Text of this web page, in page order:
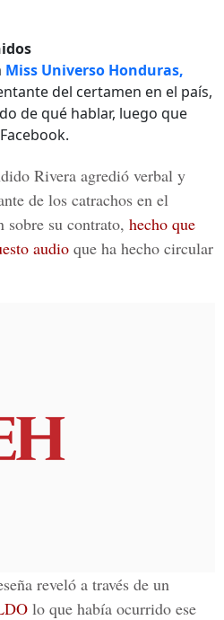
Miss Universo Honduras,
del certamen en el país,
de qué hablar, luego que
Rivera agredió verbal y
de los catrachos en el
sobre su contrato, hecho que
audio que ha hecho circular
reveló a través de un
lo que había ocurrido ese